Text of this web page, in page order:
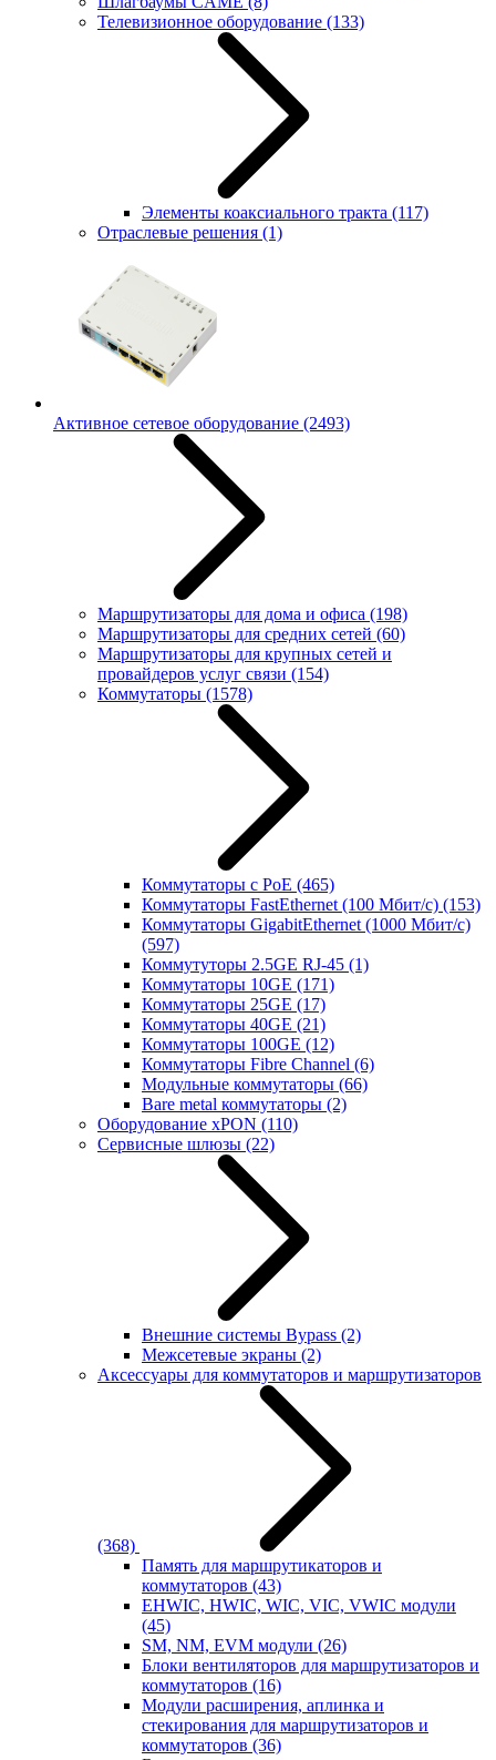
Телевизионное оборудование (133)
Элементы коаксиального тракта (117)
Отраслевые решения (1)
Активное сетевое оборудование (2493)
Маршрутизаторы для дома и офиса (198)
Маршрутизаторы для средних сетей (60)
Маршрутизаторы для крупных сетей и
провайдеров услуг связи (154)
Коммутаторы (1578)
Коммутаторы с PoE (465)
Коммутаторы FastEthernet (100 Мбит/с) (153)
Коммутаторы GigabitEthernet (1000 Мбит/с)
(597)
Коммутуторы 2.5GE RJ-45 (1)
Коммутаторы 10GE (171)
Коммутаторы 25GE (17)
Коммутаторы 40GE (21)
Коммутаторы 100GE (12)
Коммутаторы Fibre Channel (6)
Модульные коммутаторы (66)
Bare metal коммутаторы (2)
Оборудование xPON (110)
Сервисные шлюзы (22)
Внешние системы Bypass (2)
Межсетевые экраны (2)
Аксессуары для коммутаторов и маршрутизаторов
(368)
Память для маршрутикаторов и
коммутаторов (43)
EHWIC, HWIC, WIC, VIC, VWIC модули
(45)
SM, NM, EVM модули (26)
Блоки вентиляторов для маршрутизаторов и
коммутаторов (16)
Модули расширения, аплинка и
стекирования для маршрутизаторов и
коммутаторов (36)